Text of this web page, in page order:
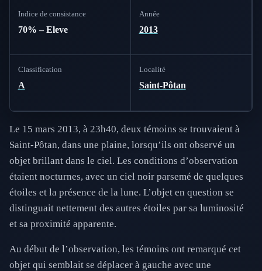
Indice de consistance
70% – Eleve
Année
2013
Classification
A
Localité
Saint-Pôtan
Le 15 mars 2013, à 23h40, deux témoins se trouvaient à
Saint-Pôtan, dans une plaine, lorsqu’ils ont observé un
objet brillant dans le ciel. Les conditions d’observation
étaient nocturnes, avec un ciel noir parsemé de quelques
étoiles et la présence de la lune. L’objet en question se
distinguait nettement des autres étoiles par sa luminosité
et sa proximité apparente.
Au début de l’observation, les témoins ont remarqué cet
objet qui semblait se déplacer à gauche avec une